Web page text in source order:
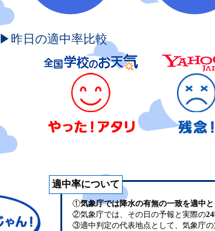
▶昨日の適中率比較
適中率について
①気象庁では降水の有無の一致を適中と
②気象庁では、その日の予報と実際の
③適中判定の代表地点として、気象庁